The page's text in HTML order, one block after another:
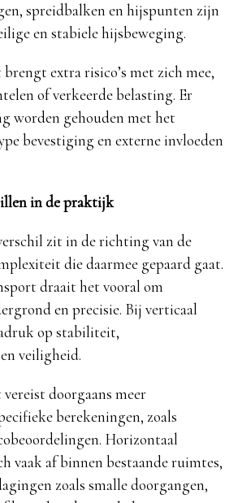
spreidbalken en hijspunten zijn
en stabiele hijsbeweging.
extra risico’s met zich mee,
of verkeerde belasting. Er
worden gehouden met het
bevestiging en externe invloeden
in de praktijk
zit in de richting van de
die daarmee gepaard gaat.
draait het vooral om
en precisie. Bij verticaal
op stabiliteit,
veiligheid.
doorgaans meer
berekeningen, zoals
Horizontaal
vaak af binnen bestaande ruimtes,
zoals smalle doorgangen,